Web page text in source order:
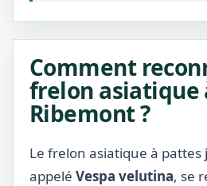
Comment
frelon asiatique
Ribemont ?
Le frelon asiatique à pattes
appelé Vespa velutina, se